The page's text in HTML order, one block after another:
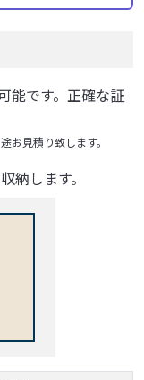
能です。正確な証
お見積り致します。
納します。